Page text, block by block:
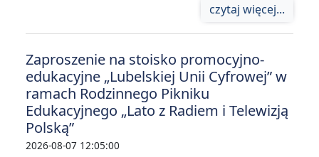
czytaj więcej...
Zaproszenie na stoisko promocyjno-
edukacyjne „Lubelskiej Unii Cyfrowej” w
ramach Rodzinnego Pikniku
Edukacyjnego „Lato z Radiem i Telewizją
Polską”
2026-08-07 12:05:00